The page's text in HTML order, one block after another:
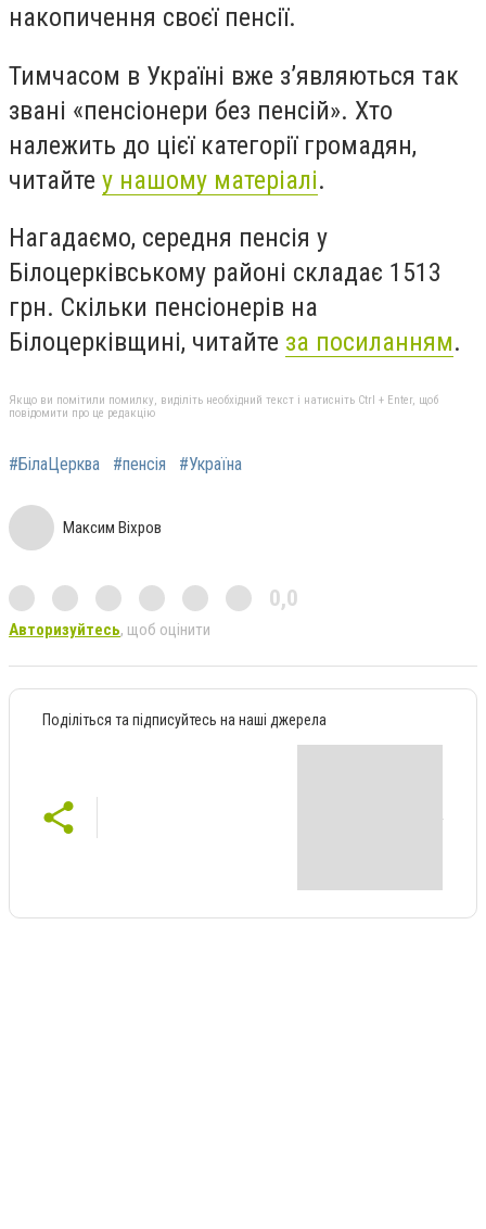
накопичення своєї пенсії.
Тимчасом в Україні вже з’являються так
звані «пенсіонери без пенсій». Хто
належить до цієї категорії громадян,
читайте у нашому матеріалі.
Нагадаємо, середня пенсія у
Білоцерківському районі складає 1513
грн. Скільки пенсіонерів на
Білоцерківщині, читайте за посиланням.
Якщо ви помітили помилку, виділіть необхідний текст і натисніть Ctrl + Enter, щоб
повідомити про це редакцію
#БілаЦерква #пенсія #Україна
Максим Віхров
0,0
Авторизуйтесь, щоб оцінити
Поділіться та підписуйтесь на наші джерела